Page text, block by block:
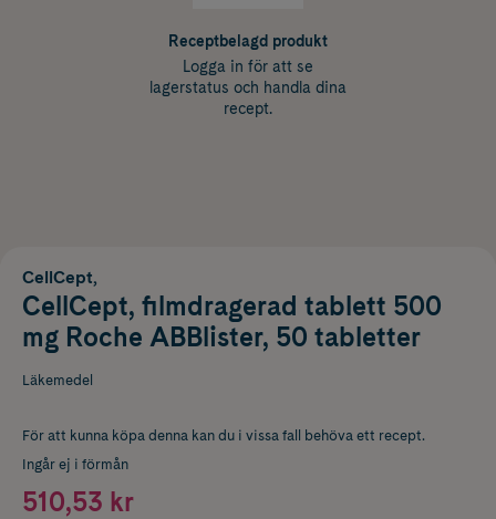
Receptbelagd produkt
Logga in för att se
lagerstatus och handla dina
recept.
CellCept,
CellCept, filmdragerad tablett 500
mg Roche ABBlister, 50 tabletter
Läkemedel
För att kunna köpa denna kan du i vissa fall behöva ett recept.
Ingår ej i förmån
510,53 kr